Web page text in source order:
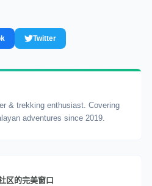
Twitter
& trekking enthusiast. Covering
adventures since 2019.
区的完美窗口